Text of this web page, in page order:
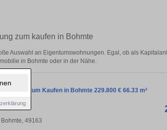
zum kaufen in Bohmte
Auswahl an Eigentumswohnungen. Egal, ob als
in Bohmte oder in der Nähe.
Wohnung zum Kaufen in Bohmte 229.800 € 66.33 m²
Bohmte, 49163